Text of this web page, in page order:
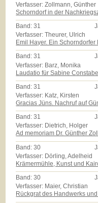
Verfasser: Zollmann, Günther
Schorndorf in der
Band:31
Verfasser: Theurer, Ulrich
Emil Hayer. Ein Schorndorfer
Band:31
Verfasser: Barz, Monika
Laudatio für Sabine
Band:31
Verfasser: Katz, Kirsten
Gracias Jüns. Nachruf auf
Band:31
Verfasser: Dietrich, Holger
Ad memoriam Dr. Günther
Band:30
Verfasser: Dörling, Adelheid
Krämermühle, Kunst und
Band:30
Verfasser: Maier, Christian
Rückgrat des Handwerks